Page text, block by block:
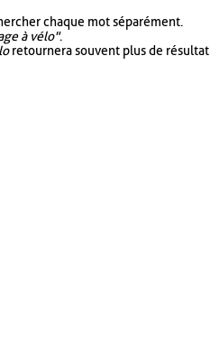
chaque mot séparément.
à vélo".
retournera souvent plus de résultat